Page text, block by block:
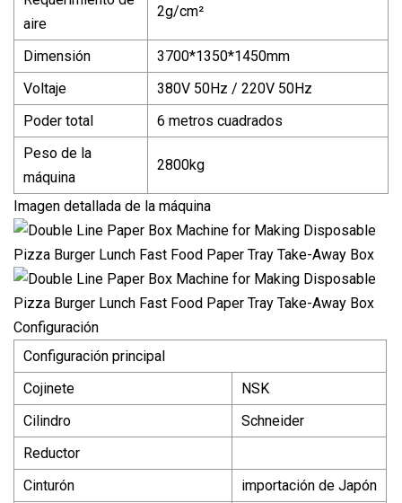
aire
2g/cm²
Dimensión
3700*1350*1450mm
Voltaje
380V 50Hz / 220V 50Hz
Poder total
6 metros cuadrados
Peso de la
máquina
2800kg
Imagen detallada de la máquina
Configuración
Configuración principal
Cojinete
NSK
Cilindro
Schneider
Reductor
Cinturón
importación de Japón